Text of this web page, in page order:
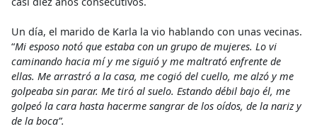
Un día, el marido de Karla la vio hablando con unas vecinas.
“Mi esposo notó que estaba con un grupo de mujeres. Lo vi
caminando hacia mí y me siguió y me maltrató enfrente de
ellas. Me arrastró a la casa, me cogió del cuello, me alzó y me
golpeaba sin parar. Me tiró al suelo. Estando débil bajo él, me
golpeó la cara hasta hacerme sangrar de los oídos, de la nariz y
de la boca”.